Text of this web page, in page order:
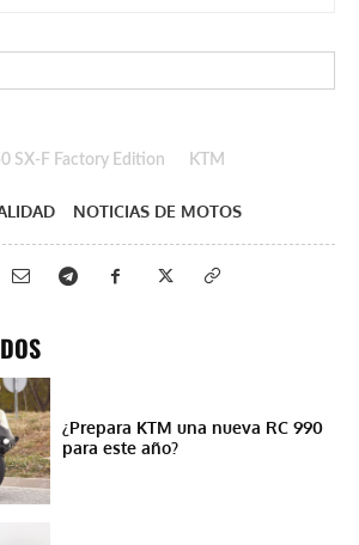
SX-F Factory Edition KTM
NOTICIAS DE MOTOS
¿Prepara KTM una nueva RC 990
para este año?